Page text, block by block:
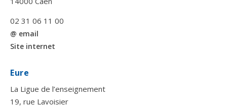
02 31 06 11 00
@ email
Site internet
Eure
La Ligue de l’enseignement
19, rue Lavoisier